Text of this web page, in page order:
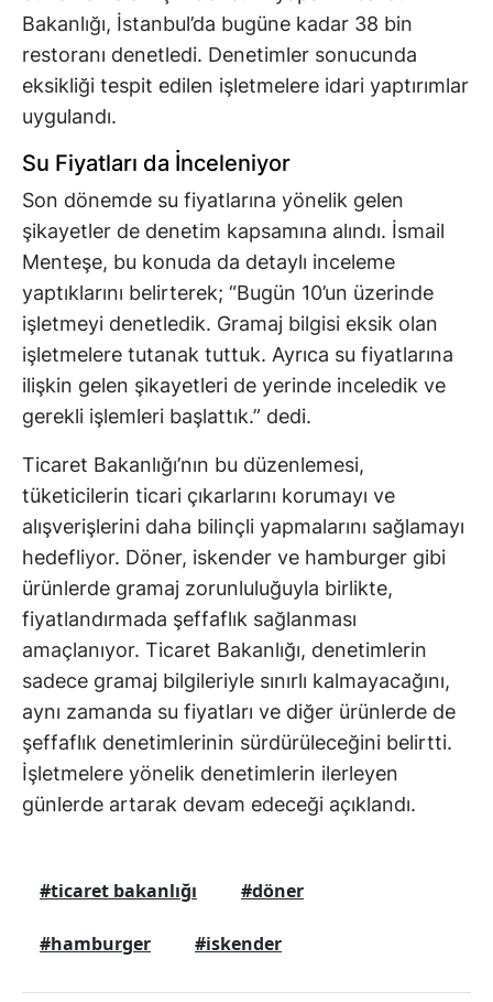
Bakanlığı, İstanbul’da bugüne kadar 38 bin
restoranı denetledi. Denetimler sonucunda
eksikliği tespit edilen işletmelere idari yaptırımlar
uygulandı.
Su Fiyatları da İnceleniyor
Son dönemde su fiyatlarına yönelik gelen
şikayetler de denetim kapsamına alındı. İsmail
Menteşe, bu konuda da detaylı inceleme
yaptıklarını belirterek; “Bugün 10’un üzerinde
işletmeyi denetledik. Gramaj bilgisi eksik olan
işletmelere tutanak tuttuk. Ayrıca su fiyatlarına
ilişkin gelen şikayetleri de yerinde inceledik ve
gerekli işlemleri başlattık.” dedi.
Ticaret Bakanlığı’nın bu düzenlemesi,
tüketicilerin ticari çıkarlarını korumayı ve
alışverişlerini daha bilinçli yapmalarını sağlamayı
hedefliyor. Döner, iskender ve hamburger gibi
ürünlerde gramaj zorunluluğuyla birlikte,
fiyatlandırmada şeffaflık sağlanması
amaçlanıyor. Ticaret Bakanlığı, denetimlerin
sadece gramaj bilgileriyle sınırlı kalmayacağını,
aynı zamanda su fiyatları ve diğer ürünlerde de
şeffaflık denetimlerinin sürdürüleceğini belirtti.
İşletmelere yönelik denetimlerin ilerleyen
günlerde artarak devam edeceği açıklandı.
#ticaret bakanlığı #döner
#hamburger #iskender